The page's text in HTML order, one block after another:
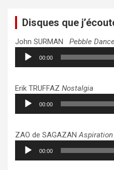
Disques que
John SURMAN Pebble Dance
Lecteur
audio
00:00
Erik TRUFFAZ Nostalgia
Lecteur
audio
00:00
ZAO de SAGAZANAspiration
Lecteur
audio
00:00